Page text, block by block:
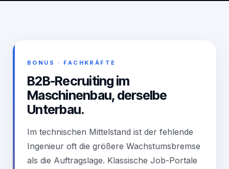
BONUS · FACHKRÄFTE
B2B-Recruiting im
Maschinenbau, derselbe
Unterbau.
Im technischen Mittelstand ist der fehlende
Ingenieur oft die größere Wachstumsbremse
als die Auftragslage. Klassische Job-Portale